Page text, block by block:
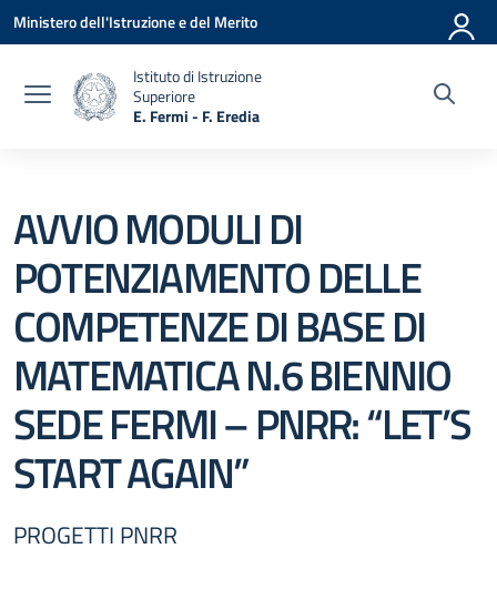
Vai ai contenuti
Vai al menu di navigazione
Vai al footer
Ministero dell'Istruzione e del Merito
Istituto di Istruzione
Superiore
E. Fermi - F. Eredia
AVVIO MODULI DI
POTENZIAMENTO DELLE
COMPETENZE DI BASE DI
MATEMATICA N.6 BIENNIO
SEDE FERMI – PNRR: “LET’S
START AGAIN”
PROGETTI PNRR